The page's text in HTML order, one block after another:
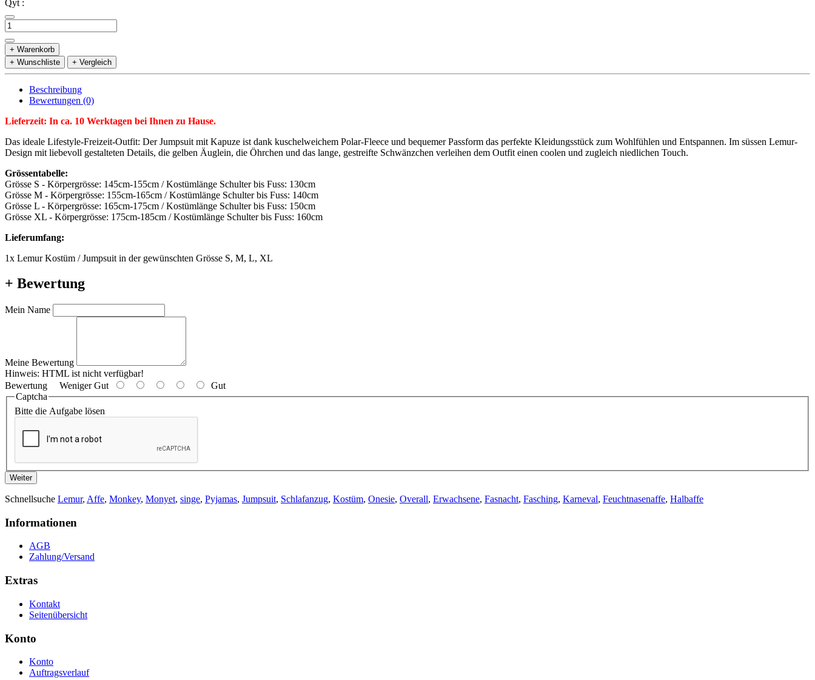
Qyt :
+ Warenkorb
+ Wunschliste
+ Vergleich
Beschreibung
Bewertungen (0)
Lieferzeit: In ca. 10 Werktagen bei Ihnen zu Hause.
Das ideale Lifestyle-Freizeit-Outfit: Der Jumpsuit mit Kapuze ist dank kuschelweichem Polar-Fleece und bequemer Passform das perfekte Kleidungsstück zum Wohlfühlen und Entspannen. Im süssen Lemur-
Design mit liebevoll gestalteten Details, die gelben Äuglein, die Öhrchen und das lange, gestreifte Schwänzchen verleihen dem Outfit einen coolen und zugleich niedlichen Touch.
Grössentabelle:
Grösse S - Körpergrösse: 145cm-155cm / Kostümlänge Schulter bis Fuss: 130cm
Grösse M - Körpergrösse: 155cm-165cm / Kostümlänge Schulter bis Fuss: 140cm
Grösse L - Körpergrösse: 165cm-175cm / Kostümlänge Schulter bis Fuss: 150cm
Grösse XL - Körpergrösse: 175cm-185cm / Kostümlänge Schulter bis Fuss: 160cm
Lieferumfang:
1x Lemur Kostüm / Jumpsuit in der gewünschten Grösse S, M, L, XL
+ Bewertung
Mein Name
Meine Bewertung
Hinweis: HTML ist nicht verfügbar!
Bewertung Weniger Gut
Gut
Captcha
Bitte die Aufgabe lösen
Weiter
Schnellsuche Lemur, Affe, Monkey, Monyet, singe, Pyjamas, Jumpsuit, Schlafanzug, Kostüm, Onesie, Overall, Erwachsene, Fasnacht, Fasching, Karneval, Feuchtnasenaffe, Halbaffe
Informationen
AGB
Zahlung/Versand
Extras
Kontakt
Seitenübersicht
Konto
Konto
Auftragsverlauf